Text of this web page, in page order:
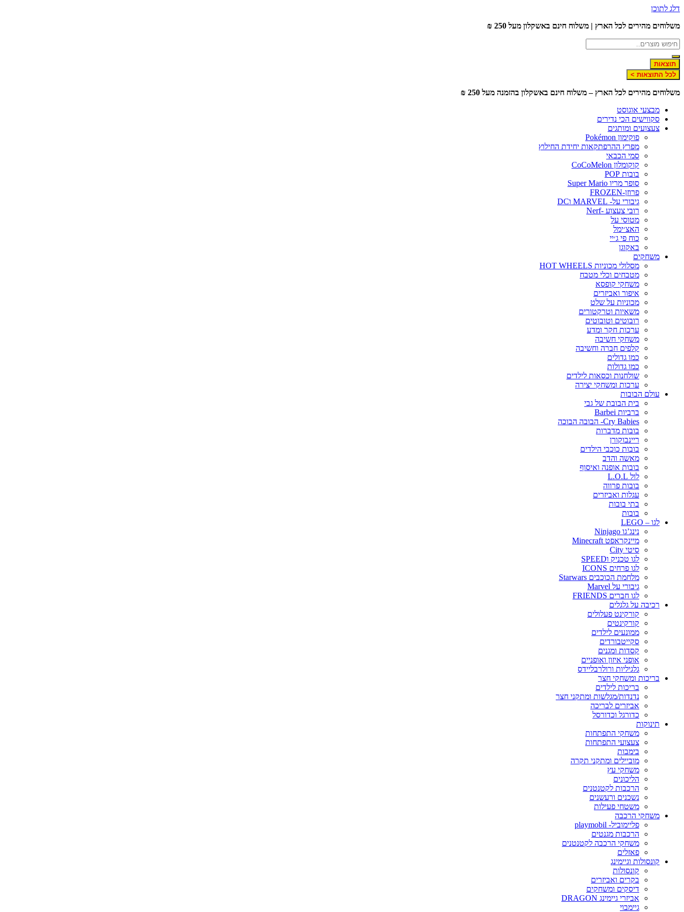
דלג לתוכן
משלוחים מהירים לכל הארץ | משלוח חינם באשקלון מעל 250 ₪
תוצאות
לכל התוצאות >
משלוחים מהירים לכל הארץ – משלוח חינם באשקלון בהזמנה מעל 250 ₪
מבצעי אוגוסט
סקווישים הכי נדירים
צעצועים ומותגים
פוקימון Pokémon
מפרץ ההרפתקאות יחידת החילוץ
סמי הכבאי
קוקומלון CoCoMelon
בובות POP
סופר מריו Super Mario
פרוזן-FROZEN
גיבורי על- MARVEL וDC
רובי צעצוע -Nerf
מטוסי על
האצ׳ימל
כוח פי ג׳יי
באקוגן
משחקים
מסלולי מכוניות HOT WHEELS
מטבחים וכלי מטבח
משחקי קופסא
איפור ואביזרים
מכוניות על שלט
משאיות וטרקטורים
רובוטים וטובוטים
ערכות חקר ומדע
משחקי חשיבה
קלפים חברה וחשיבה
כמו גדולים
כמו גדולות
שולחנות וכסאות לילדים
ערכות ומשחקי יצירה
עולם הבובות
בית הבובת של גבי
ברביות Barbei
Cry Babies- הבובה הבוכה
בובות מדברות
ריינבוקורן
בובות כוכבי הילדים
מאשה והדב
בובות אופנה ואיסוף
לול L.O.L
בובות פרווה
עגלות ואביזרים
בתי בובות
בובות
לגו – LEGO
נינג’גו Ninjago
מיינקראפט Minecraft
סיטי City
לגו טכניק וSPEED
לגו פרחים ICONS
מלחמת הכוכבים Starwars
גיבורי על Marvel
לגו חברים FRIENDS
רכיבה על גלגלים
קורקינט פעלולים
קורקינטים
ממונעים לילדים
סקייטבורדים
קסדות ומגנים
אופני איזון ואופניים
גלגיליות ורולרבליידס
בריכות ומשחקי חצר
בריכות לילדים
נדנדות/מגלשות ומתקני חצר
אביזרים לבריכה
כדורגל וכדורסל
תינוקות
משחקי התפתחות
צעצועי התפתחות
בימבות
מוביילים ומתקני תקרה
משחקי עץ
הליכונים
הרכבות לקטנטנים
נשכנים ורעשנים
משטחי פעילות
משחקי הרכבה
פליימוביל- playmobil
הרכבות מגנטים
משחקי הרכבה לקטנטנים
פאזלים
קונסולות וגיימינג
קונסולות
בקרים ואביזרים
דיסקים ומשחקים
אביזרי גיימינג DRAGON
גיימבוי